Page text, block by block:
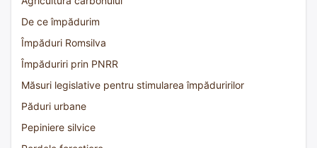
De ce împădurim
Împăduri Romsilva
Împăduriri prin PNRR
Măsuri legislative pentru stimularea împăduririlor
Păduri urbane
Pepiniere silvice